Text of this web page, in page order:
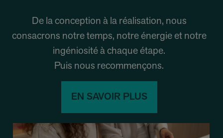
De la conception à la réalisation, nous
consacrons notre temps, notre énergie et notre
ingéniosité à chaque étape.
Puis nous recommençons.
EN SAVOIR PLUS